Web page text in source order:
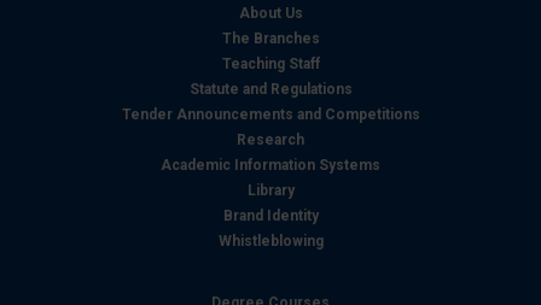
modificare o ritirare il tuo consenso in qualsiasi momento
dalla Dichiarazione sui cookie.
Utilizziamo i cookie per personalizzare contenuti ed
annunci, per fornire funzionalità dei social media e per
analizzare il nostro traffico. Condividiamo inoltre
informazioni sul modo in cui utilizza il nostro sito con i
nostri partner che si occupano di analisi dei dati web,
con altre informazioni che ha fornito loro o che hanno
About Us
The Branches
Teaching Staff
Statute and Regulations
Tender Announcements and Competitions
Research
Academic Information Systems
Library
Brand Identity
Whistleblowing